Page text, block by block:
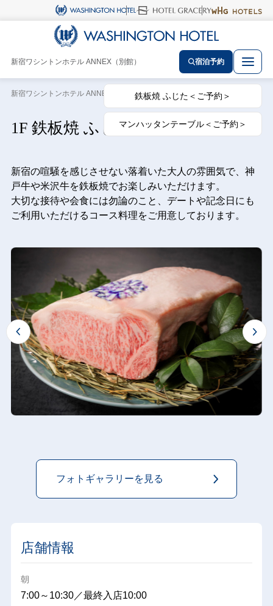
新宿ワシントンホテル ANNEX（別館）
鉄板焼 ふじた＜ご予約＞
マンハッタンテーブル＜ご予約＞
宿泊予約
新宿ワシントンホテル ANNEX（別館） トップ レストラン 1F 鉄板焼 ふじた
1F 鉄板焼 ふじた
新宿の喧騒を感じさせない落着いた大人の雰囲気で、神
戸牛や米沢牛を鉄板焼でお楽しみいただけます。
大切な接待や会食には勿論のこと、デートや記念日にも
ご利用いただけるコース料理をご用意しております。
フォトギャラリーを見る
店舗情報
朝
7:00～10:30／最終入店10:00